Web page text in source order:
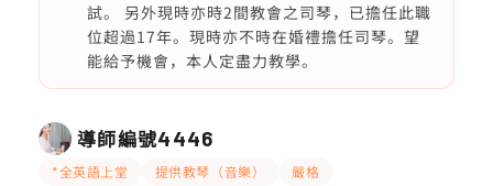
試。 另外現時亦時2間教會之司琴，已擔任此職
位超過17年。現時亦不時在婚禮擔任司琴。望
能給予機會，本人定盡力教學。
導師編號4446
*全英語上堂 提供教琴（音樂） 嚴格